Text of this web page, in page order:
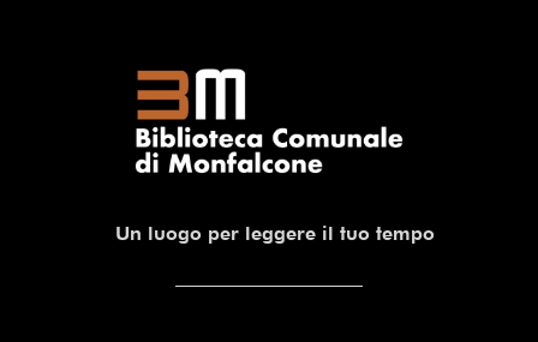
Un luogo per leggere il tuo tempo